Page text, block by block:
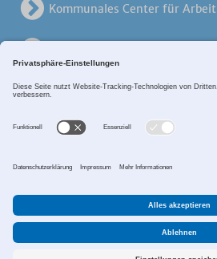
Kommunales Center für Arbeit
Alten- und Pflegezentren
Breitband MKK
Impressum
Cookie-Einstellungen